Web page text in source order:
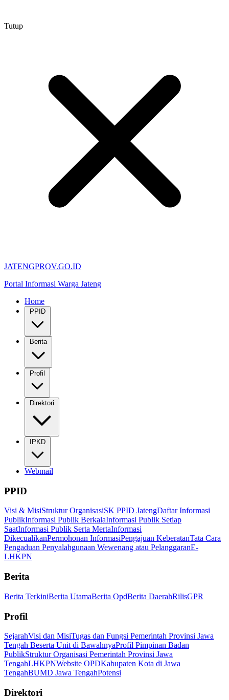
Tutup
JATENGPROV.GO.ID
Portal Informasi Warga Jateng
Home
PPID
Berita
Profil
Direktori
IPKD
Webmail
PPID
Visi & MisiStruktur OrganisasiSK PPID JatengDaftar Informasi
PublikInformasi Publik BerkalaInformasi Publik Setiap
SaatInformasi Publik Serta MertaInformasi
DikecualikanPermohonan InformasiPengajuan KeberatanTata Cara
Pengaduan Penyalahgunaan Wewenang atau PelanggaranE-
LHKPN
Berita
Berita TerkiniBerita UtamaBerita OpdBerita DaerahRilisGPR
Profil
SejarahVisi dan MisiTugas dan Fungsi Pemerintah Provinsi Jawa
Tengah Beserta Unit di BawahnyaProfil Pimpinan Badan
PublikStruktur Organisasi Pemerintah Provinsi Jawa
TengahLHKPNWebsite OPDKabupaten Kota di Jawa
TengahBUMD Jawa TengahPotensi
Direktori